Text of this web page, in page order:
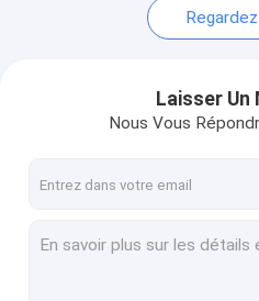
Machine de tissage de
Machines non tissées
Machine à cartes de textile
Laisser Un
Nous Vous